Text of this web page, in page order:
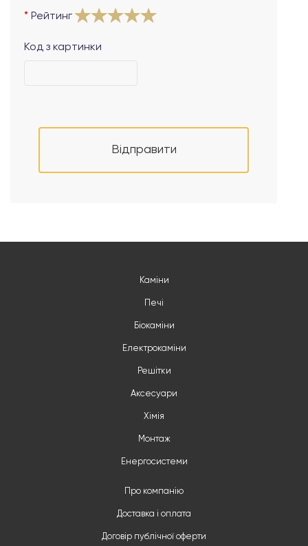
Рейтинг
Код з картинки
Відправити
Каміни
Печі
Біокаміни
Електрокаміни
Решітки
Аксесуари
Хімія
Монтаж
Енергосистеми
Про компанію
Доставка і оплата
Договір публічної оферти